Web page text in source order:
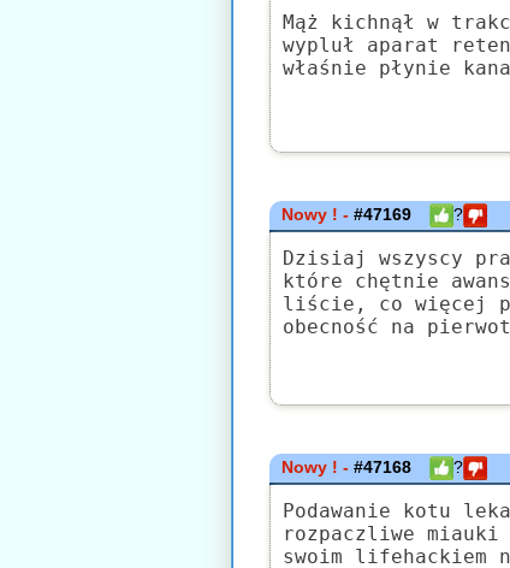
Mąż kichnął w
wypluł aparat
właśnie płynie
Nowy ! -#47169 ?
Dzisiaj wszyscy
które chętnie
liście, co więcej
obecność na
Nowy ! -#47168 ?
Podawanie kotu
rozpaczliwe
swoim